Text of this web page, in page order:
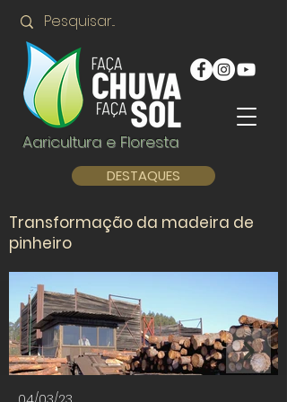
Agricultura e Floresta
DESTAQUES
Transformação da madeira de
pinheiro